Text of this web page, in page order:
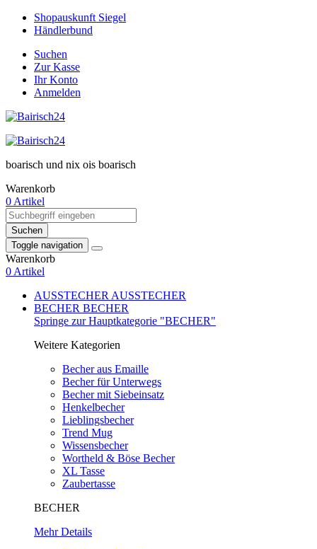
Shopauskunft Siegel
Händlerbund
Suchen
Zur Kasse
Ihr Konto
Anmelden
boarisch und nix ois boarisch
Warenkorb
0 Artikel
Suchen
Toggle navigation
Warenkorb
0 Artikel
AUSSTECHER AUSSTECHER
BECHER BECHER
Springe zur Hauptkategorie "BECHER"
Weitere Kategorien
Becher aus Emaille
Becher für Unterwegs
Becher mit Siebeinsatz
Henkelbecher
Lieblingsbecher
Trend Mug
Wissensbecher
Wortheld & Böse Becher
XL Tasse
Zaubertasse
BECHER
Mehr Details